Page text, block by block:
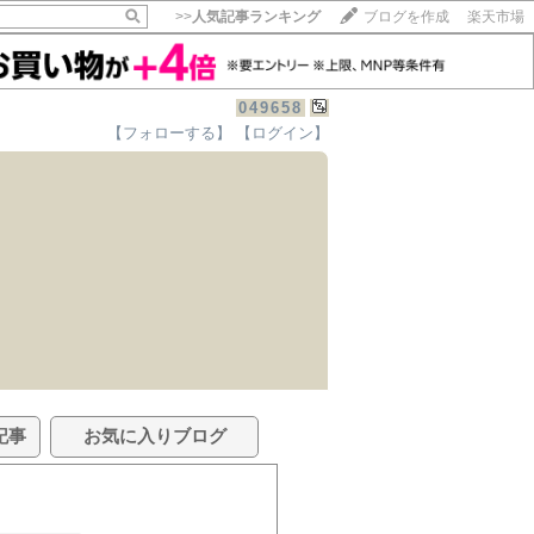
>>人気記事ランキング ブログを作成 楽天市場
049658
【フォローする】 【ログイン】
事 お気に入りブログ